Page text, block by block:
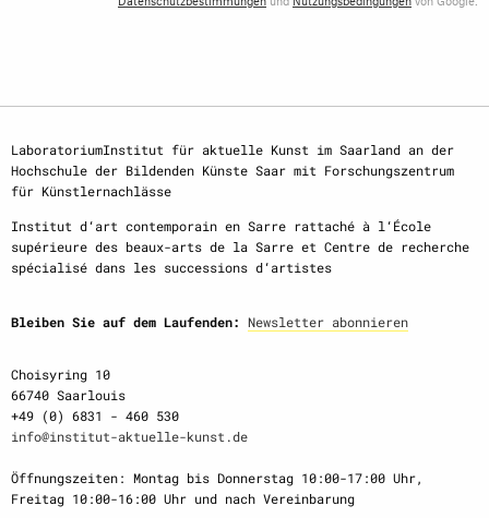
LaboratoriumInstitut für aktuelle Kunst im Saarland an der
Hochschule der Bildenden Künste Saar mit Forschungszentrum
für Künstlernachlässe
Institut d‘art contemporain en Sarre rattaché à l‘École
supérieure des beaux-arts de la Sarre et Centre de recherche
spécialisé dans les successions d‘artistes
Bleiben Sie auf dem Laufenden: Newsletter abonnieren
Choisyring 10
66740 Saarlouis
+49 (0) 6831 - 460 530
info@institut-aktuelle-kunst.de
Öffnungszeiten: Montag bis Donnerstag 10:00-17:00 Uhr,
Freitag 10:00-16:00 Uhr und nach Vereinbarung